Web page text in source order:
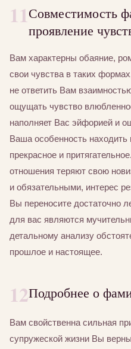
11Совместимость
проявление
Вам характерны обаяние,
свои чувства в таких
не ответить Вам
ощущать чувство
наполняет Вас эйфорией и
Ваша особенность находить
прекрасное и
отношения теряют свою
и обязательными, интерес
Вы переносите достаточно
для вас являются
детальному анализу
прошлое и настоящее.
12Подробнее о
Вам свойственна сильная
супружеской жизни Вы